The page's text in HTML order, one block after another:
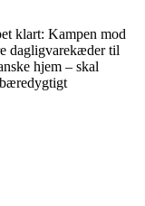
klart: Kampen mod
dagligvarekæder til
hjem – skal